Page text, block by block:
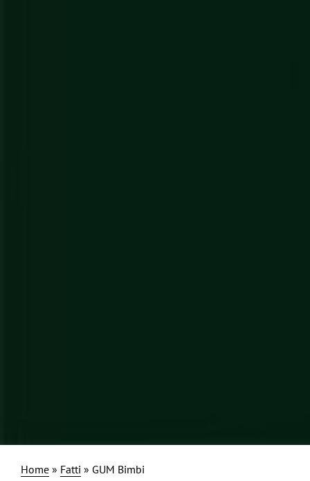
Home » Fatti » GUM Bimbi